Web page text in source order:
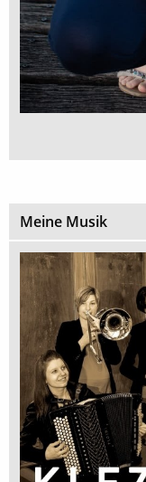
Meine Musik